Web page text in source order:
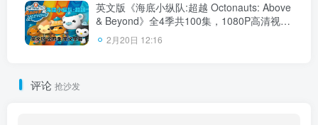
英文版《海底小纵队:超越 Octonauts: Above
& Beyond》全4季共100集，1080P高清视频
带英文字幕，百度云网盘下载！
2月20日 12:16
评论 抢沙发